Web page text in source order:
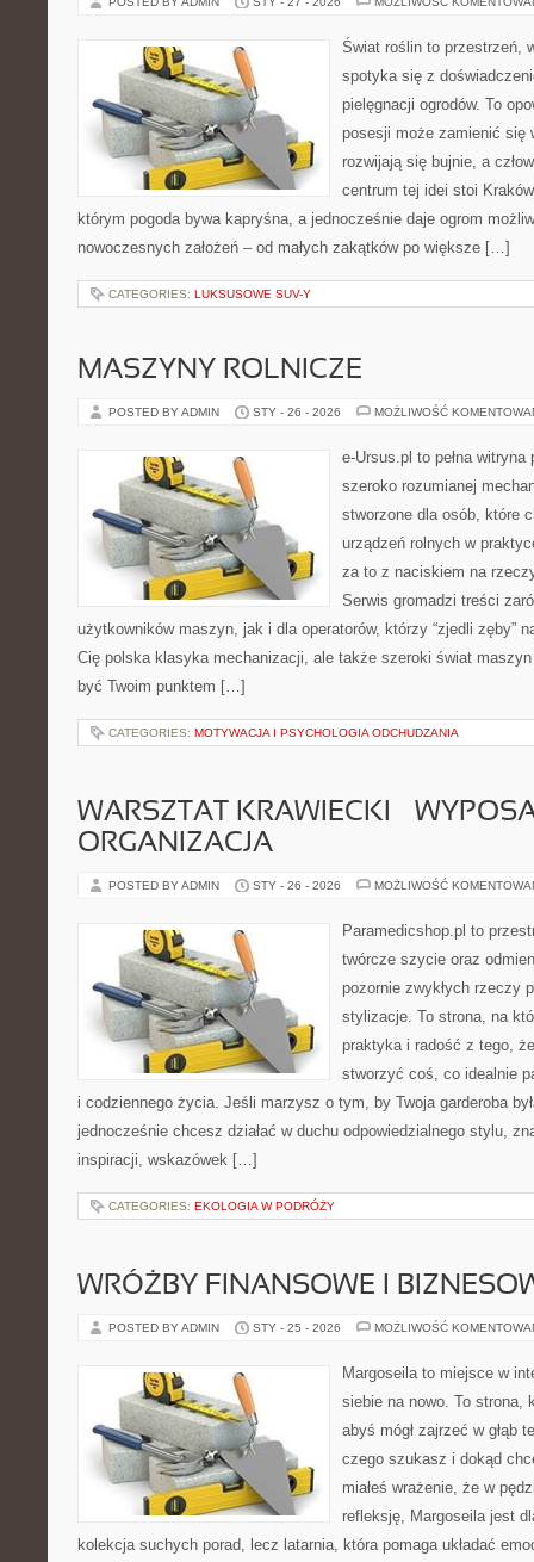
Świat roślin to przestrzeń,
spotyka się z
pielęgnacji ogrodów. To
posesji może zamienić się
rozwijają się bujnie, a
centrum tej idei stoi
którym pogoda bywa kapryśna, a jednocześnie daje ogrom
nowoczesnych założeń – od małych zakątków po większe […]
CATEGORIES: LUKSUSOWE SUV-Y
MASZYNY ROLNICZE
POSTED BY ADMIN STY - 26 - 2026 MOŻLIWOŚĆ
e-Ursus.pl to pełna
szeroko rozumianej
stworzone dla osób, które
urządzeń rolnych w
za to z naciskiem na
Serwis gromadzi treści
użytkowników maszyn, jak i dla operatorów, którzy “zjedli zęby”
Cię polska klasyka mechanizacji, ale także szeroki świat
być Twoim punktem […]
CATEGORIES: MOTYWACJA I PSYCHOLOGIA ODCHUDZANIA
WARSZTAT KRAWIECKI –
ORGANIZACJA
POSTED BY ADMIN STY - 26 - 2026 MOŻLIWOŚĆ
Paramedicshop.pl to
twórcze szycie oraz
pozornie zwykłych rzeczy
stylizacje. To strona, na
praktyka i radość z tego,
stworzyć coś, co idealnie
i codziennego życia. Jeśli marzysz o tym, by Twoja garderoba
jednocześnie chcesz działać w duchu odpowiedzialnego stylu,
inspiracji, wskazówek […]
CATEGORIES: EKOLOGIA W PODRÓŻY
WRÓŻBY FINANSOWE I
POSTED BY ADMIN STY - 25 - 2026 MOŻLIWOŚĆ
Margoseila to miejsce w
siebie na nowo. To strona,
abyś mógł zajrzeć w głąb
czego szukasz i dokąd
miałeś wrażenie, że w
refleksję, Margoseila jest
kolekcja suchych porad, lecz latarnia, która pomaga układać